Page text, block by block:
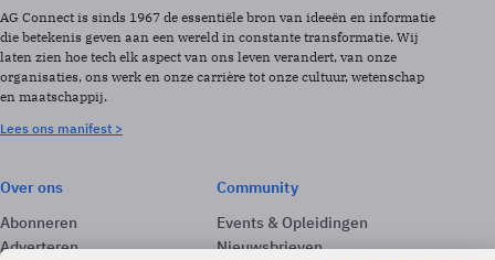
AG Connect is sinds 1967 de essentiële bron van ideeën en informatie
die betekenis geven aan een wereld in constante transformatie. Wij
laten zien hoe tech elk aspect van ons leven verandert, van onze
organisaties, ons werk en onze carrière tot onze cultuur, wetenschap
en maatschappij.
Lees ons manifest >
Over ons
Abonneren
Adverteren
Community
Events & Opleidingen
Nieuwsbrieven